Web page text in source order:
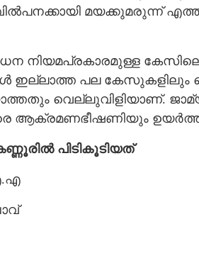
മയക്കുമരുന്ന്
നിയമപ്രകാരമുള്ള
ഇല്ലാത്ത പല
വെല്ലുവിളിയാണ്.
ആക്രമണഭീഷണിയും
പിടികൂടിയത്